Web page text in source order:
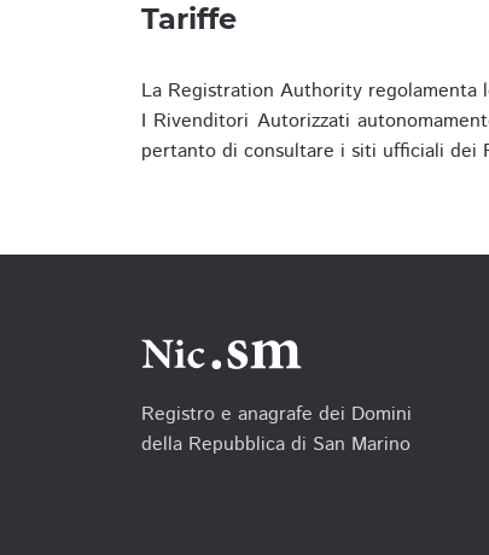
Tariffe
La Registration Authority
I Rivenditori Autorizzati
pertanto di consultare i siti ufficiali dei
Registro e anagrafe dei Domini
della Repubblica di San Marino